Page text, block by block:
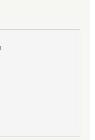
सा.सु.भत्ता प्राप्त गर्ने लाभग्राहिको विवरण